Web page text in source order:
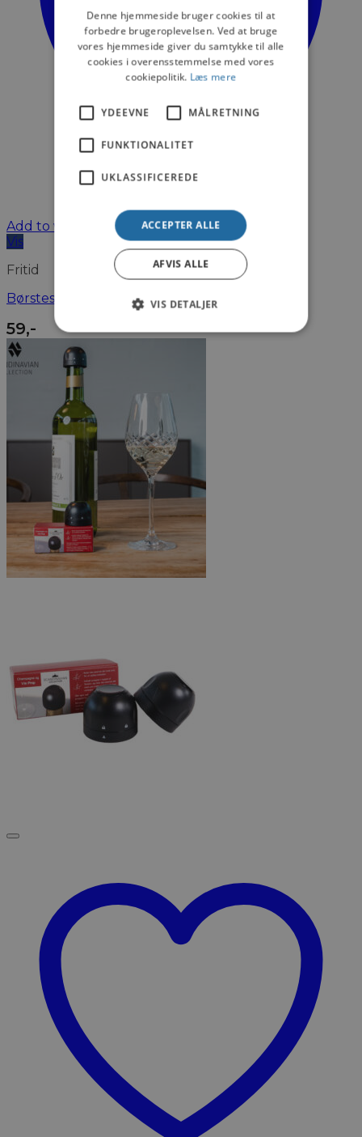
Add to wishlist
Vis
Fritid
Børstesæt til Boremaskine 3-pak
59,-
Denne hjemmeside bruger cookies til at
forbedre brugeroplevelsen. Ved at bruge
vores hjemmeside giver du samtykke til alle
cookies i overensstemmelse med vores
cookiepolitik. Læs mere
YDEEVNE MÅLRETNING
FUNKTIONALITET
UKLASSIFICEREDE
ACCEPTER ALLE
AFVIS ALLE
VIS DETALJER